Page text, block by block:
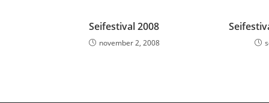
Seifestival 2008
november 2, 2008